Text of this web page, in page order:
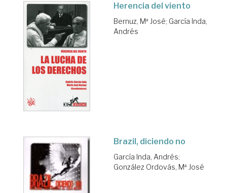
Herencia del viento
Bernuz, Mª José; García Inda,
Andrés
Brazil, diciendo no
García Inda, Andrés;
González Ordovás, Mª José